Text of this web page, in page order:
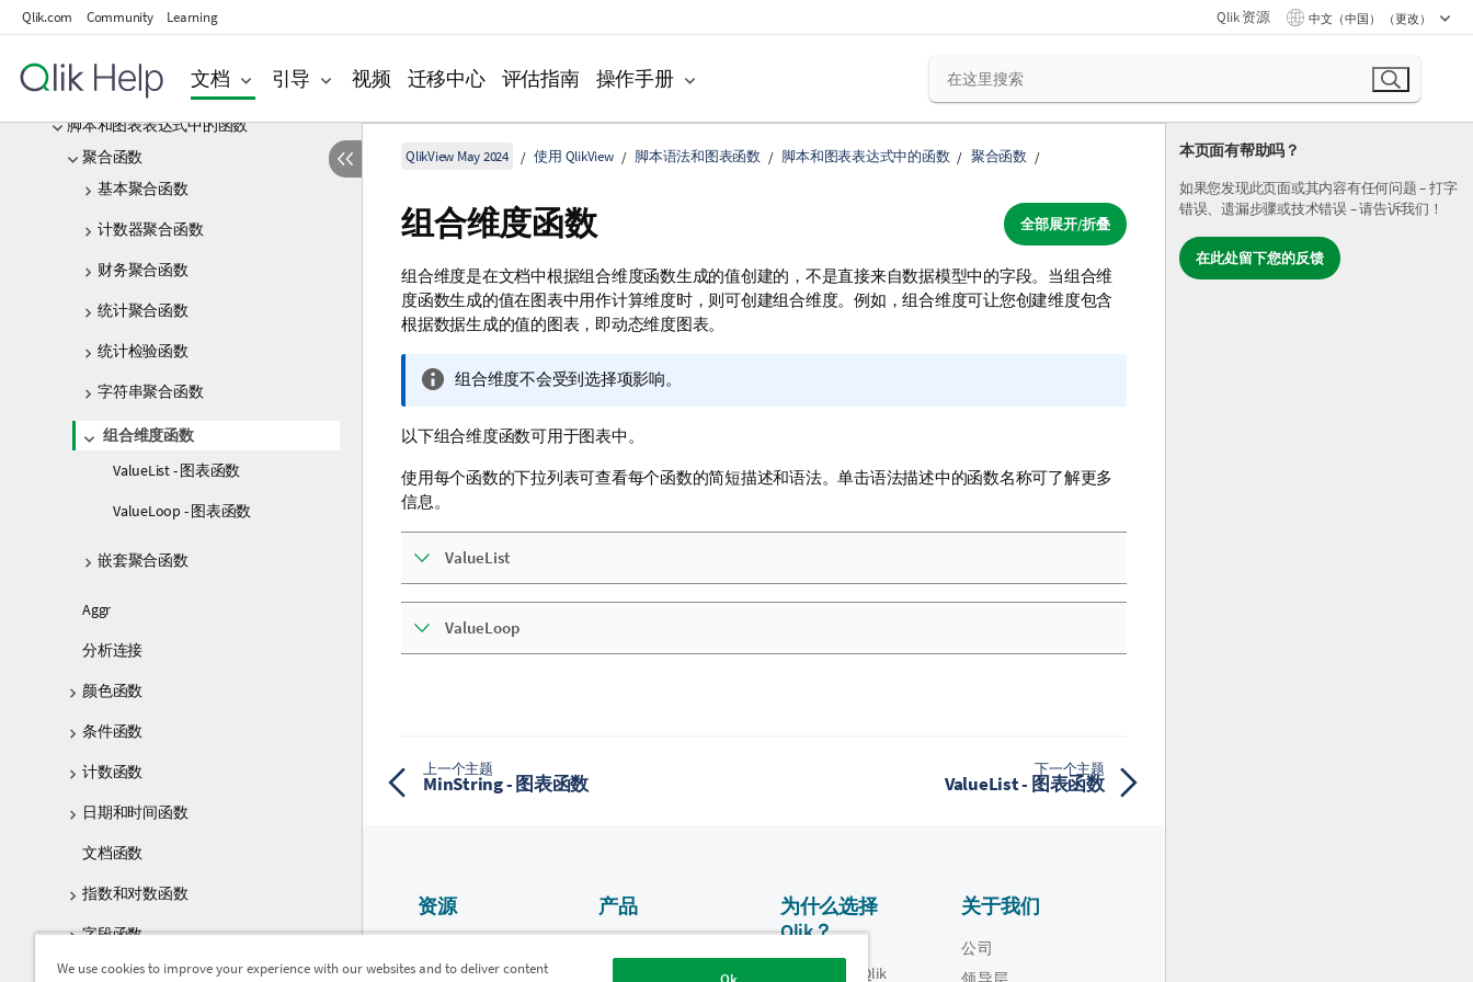
Qlik.com Community Learning Qlik 资源 中文（中国） （更改）
文档 引导 视频 迁移中心 评估指南 操作手册
运算符
脚本和图表表达式中的函数
聚合函数
基本聚合函数
计数器聚合函数
财务聚合函数
统计聚合函数
统计检验函数
字符串聚合函数
组合维度函数
ValueList - 图表函数
ValueLoop - 图表函数
嵌套聚合函数
Aggr
分析连接
颜色函数
条件函数
计数函数
日期和时间函数
文档函数
指数和对数函数
字段函数
文件函数
本页面有帮助吗？
如果您发现此页面或其内容有任何问题 – 打字
错误、遗漏步骤或技术错误 – 请告诉我们！
在此处留下您的反馈
QlikView May 2024 使用 QlikView 脚本语法和图表函数 脚本和图表表达式中的函数 聚合函数
全部展开/折叠
组合维度函数
组合维度是在文档中根据组合维度函数生成的值创建的，不是直接来自数据模型中的字段。当组合维
度函数生成的值在图表中用作计算维度时，则可创建组合维度。例如，组合维度可让您创建维度包含
根据数据生成的值的图表，即动态维度图表。
信
注
释
组合维度不会受到选择项影响。
以下组合维度函数可用于图表中。
使用每个函数的下拉列表可查看每个函数的简短描述和语法。单击语法描述中的函数名称可了解更多
信息。
ValueList
ValueLoop
上一个主题
MinString - 图表函数
下一个主题
ValueList - 图表函数
资源 产品
为什么选择
Qlik？
为什么选择 Qlik
关于我们
公司
We use cookies to improve your experience with our websites and to deliver content